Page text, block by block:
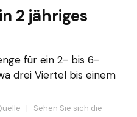
2 jähriges
für ein 2- bis 6-
drei Viertel bis einem
| Sehen Sie sich die